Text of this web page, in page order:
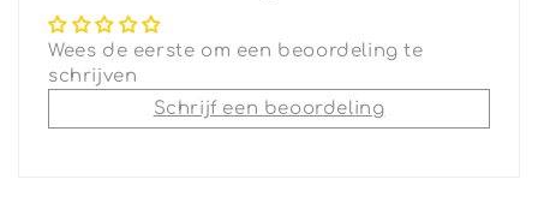
Wees de eerste om een beoordeling te
schrijven
Schrijf een beoordeling